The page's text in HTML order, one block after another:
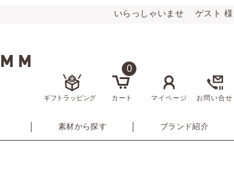
いらっしゃいませ ゲスト 様
ギフトラッピング
0
カート マイページ お問い合せ
素材から探す ブランド紹介